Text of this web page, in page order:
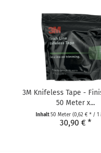
3M Knifeless Tape -
50 Meter x...
Inhalt50 Meter (0,62 € * / 1
30,90 € *